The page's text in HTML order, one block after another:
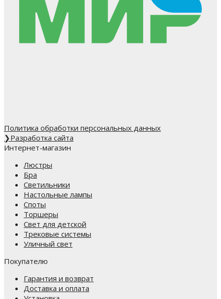
Политика обработки персональных данных
❯Разработка сайта
Интернет-магазин
Люстры
Бра
Светильники
Настольные лампы
Споты
Торшеры
Свет для детской
Трековые системы
Уличный свет
Покупателю
Гарантия и возврат
Доставка и оплата